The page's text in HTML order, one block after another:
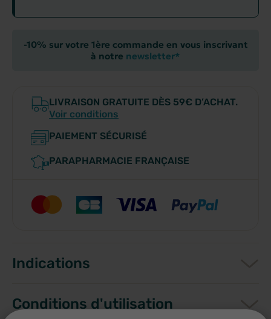
-10% sur votre 1ère commande en vous inscrivant
à notre newsletter*
LIVRAISON GRATUITE DÈS 59€ D’ACHAT.
Voir conditions
PAIEMENT SÉCURISÉ
PARAPHARMACIE FRANÇAISE
Indications
Conditions d'utilisation